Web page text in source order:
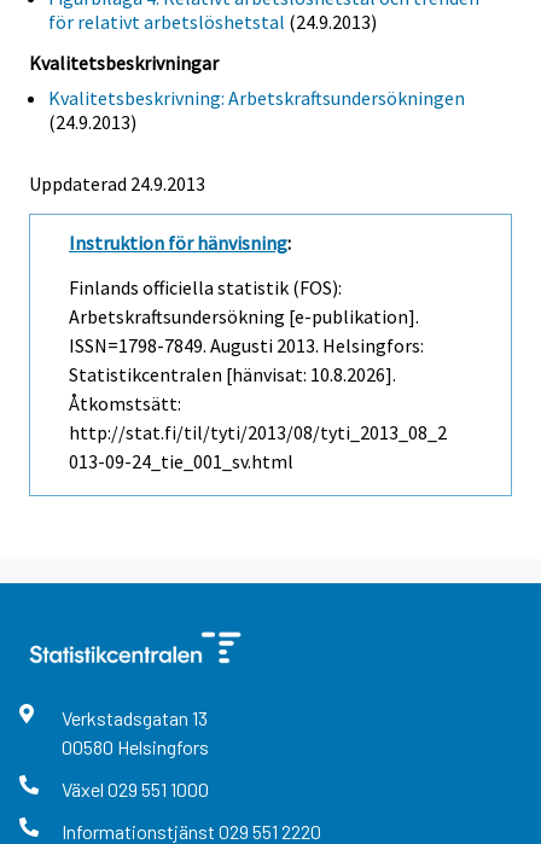
för relativt arbetslöshetstal (24.9.2013)
Kvalitetsbeskrivningar
Kvalitetsbeskrivning: Arbetskraftsundersökningen
(24.9.2013)
Uppdaterad 24.9.2013
Instruktion för hänvisning:
Finlands officiella statistik (FOS):
Arbetskraftsundersökning [e-publikation].
ISSN=1798-7849. Augusti 2013. Helsingfors:
Statistikcentralen [hänvisat: 10.8.2026].
Åtkomstsätt:
http://stat.fi/til/tyti/2013/08/tyti_2013_08_2
013-09-24_tie_001_sv.html
Verkstadsgatan 13
00580 Helsingfors
Växel 029 551 1000
Informationstjänst 029 551 2220